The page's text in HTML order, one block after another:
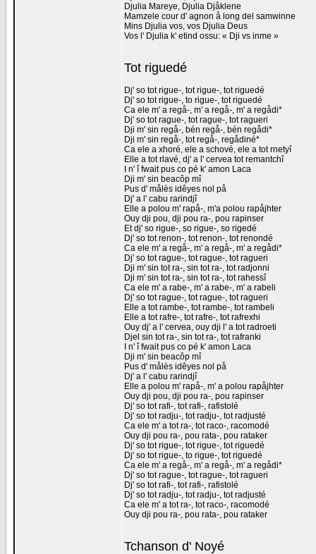
Djulia Mareye, Djulia Djåklene
Mamzele cour d' agnon å long del samwinne
Mins Djulia vos, vos Djulia Deus
Vos l' Djulia k' etind ossu: « Dji vs inme »
Tot riguedé
Dj' so tot rigue-, tot rigue-, tot riguedé
Dj' so tot rigue-, to rigue-, tot riguedé
Ca ele m' a regå-, m' a regå-, m' a regådi*
Dj' so tot rague-, tot rague-, tot ragueri
Dji m' sin regå-, bén regå-, bén regådi*
Dji m' sin regå-, tot regå-, regådiné*
Ca ele a xhoré, ele a schové, ele a tot rnetyî
Elle a tot rlavé, dj' a l' cervea tot remantchî
I n' î fwait pus co pé k' amon Laca
Dji m' sin beacôp mî
Pus d' målès idêyes nol på
Dj' a l' cabu rarindjî
Elle a polou m' rapå-, m'a polou rapåjhter
Ouy dji pou, dji pou ra-, pou rapinser
Et dj' so rigue-, so rigue-, so rigedé
Dj' so tot renon-, tot renon-, tot renondé
Ca ele m' a regå-, m' a regå-, m' a regådi*
Dj' so tot rague-, tot rague-, tot ragueri
Dji m' sin tot ra-, sin tot ra-, tot radjonni
Dji m' sin tot ra-, sin tot ra-, tot rahessî
Ca ele m' a rabe-, m' a rabe-, m' a rabeli
Dj' so tot rague-, tot rague-, tot ragueri
Elle a tot rambe-, tot rambe-, tot rambeli
Elle a tot rafre-, tot rafre-, tot rafrexhi
Ouy dj' a l' cervea, ouy dji l' a tot radroeti
Djel sin tot ra-, sin tot ra-, tot rafranki
I n' î fwait pus co pé k' amon Laca
Dji m' sin beacôp mî
Pus d' målès idêyes nol på
Dj' a l' cabu rarindjî
Elle a polou m' rapå-, m' a polou rapåjhter
Ouy dji pou, dji pou ra-, pou rapinser
Dj' so tot rafi-, tot rafi-, rafistolé
Dj' so tot radju-, tot radju-, tot radjusté
Ca ele m' a tot ra-, tot raco-, racomodé
Ouy dji pou ra-, pou rata-, pou rataker
Dj' so tot rigue-, tot rigue-, tot riguedé
Dj' so tot rigue-, to rigue-, tot riguedé
Ca ele m' a regå-, m' a regå-, m' a regådi*
Dj' so tot rague-, tot rague-, tot ragueri
Dj' so tot rafi-, tot rafi-, rafistolé
Dj' so tot radju-, tot radju-, tot radjusté
Ca ele m' a tot ra-, tot raco-, racomodé
Ouy dji pou ra-, pou rata-, pou rataker
Tchanson d' Noyé